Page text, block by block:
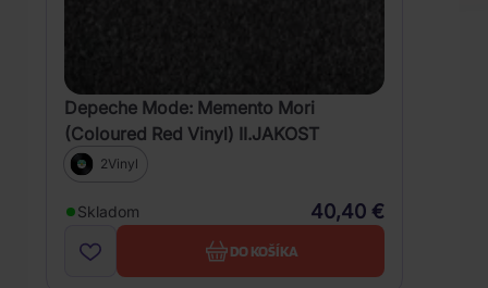
Depeche Mode: Memento Mori
(Coloured Red Vinyl) II.JAKOST
2Vinyl
Skladom 40,40 €
DO KOŠÍKA